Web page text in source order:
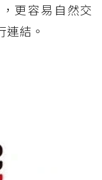
更容易自然交
結。